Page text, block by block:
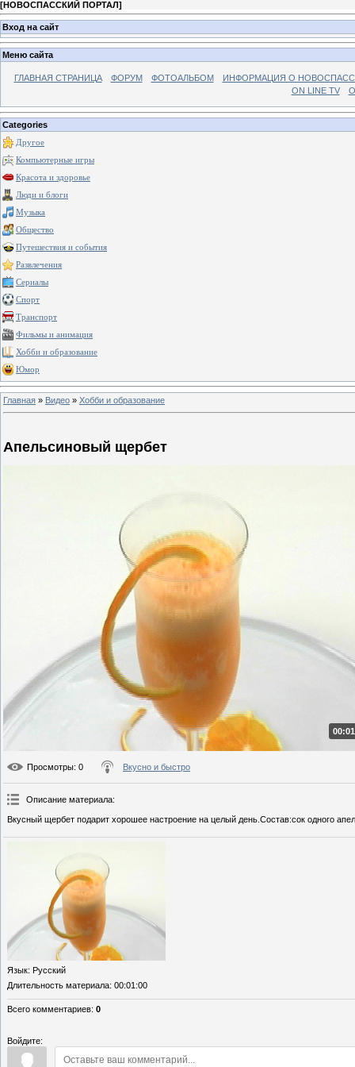
[НОВОСПАССКИЙ ПОРТАЛ]
Вход на сайт
Меню сайта
ГЛАВНАЯ СТРАНИЦА ФОРУМ ФОТОАЛЬБОМ
ИНФОРМАЦИЯ О
ON LINE TV
Categories
Другое
Компьютерные игры
Красота и здоровье
Люди и блоги
Музыка
Общество
Путешествия и события
Развлечения
Сериалы
Спорт
Транспорт
Фильмы и анимация
Хобби и образование
Юмор
Главная » Видео » Хобби и образование
Апельсиновый щербет
Просмотры: 0 Вкусно и быстро
Описание материала:
Вкусный щербет подарит хорошее настроение на целый день.Состав:сок одного
Язык: Русский
Длительность материала: 00:01:00
Всего комментариев: 0
Войдите: